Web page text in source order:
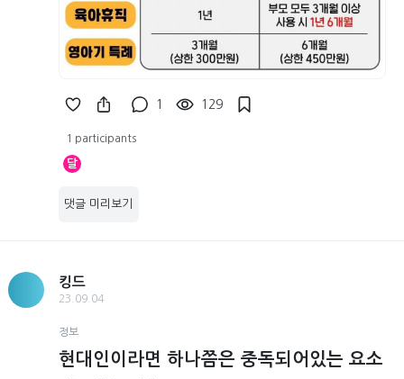
1 129
1 participants
달
댓글 미리보기
킹드
23.09.04
정보
현대인이라면 하나쯤은 중독되어있는 요소